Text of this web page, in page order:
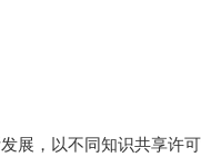
展，以不同知识共享许